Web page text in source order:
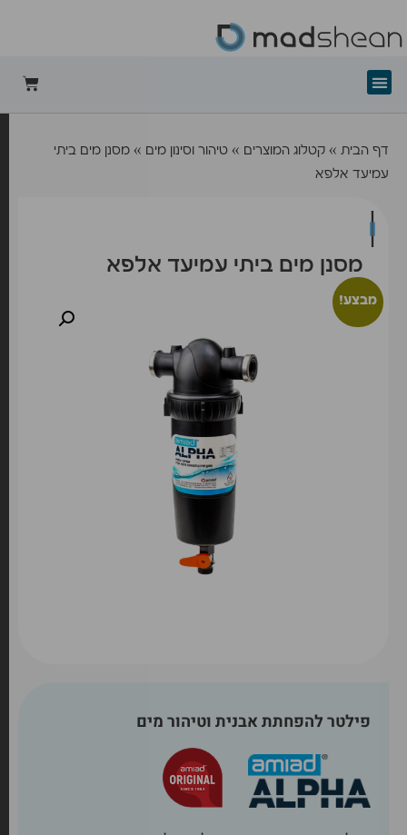
דף הבית » קטלוג המוצרים » טיהור וסינון מים » מסנן מים ביתי
עמיעד אלפא
מסנן מים ביתי עמיעד אלפא
מבצע!
פילטר להפחתת אבנית וטיהור מים